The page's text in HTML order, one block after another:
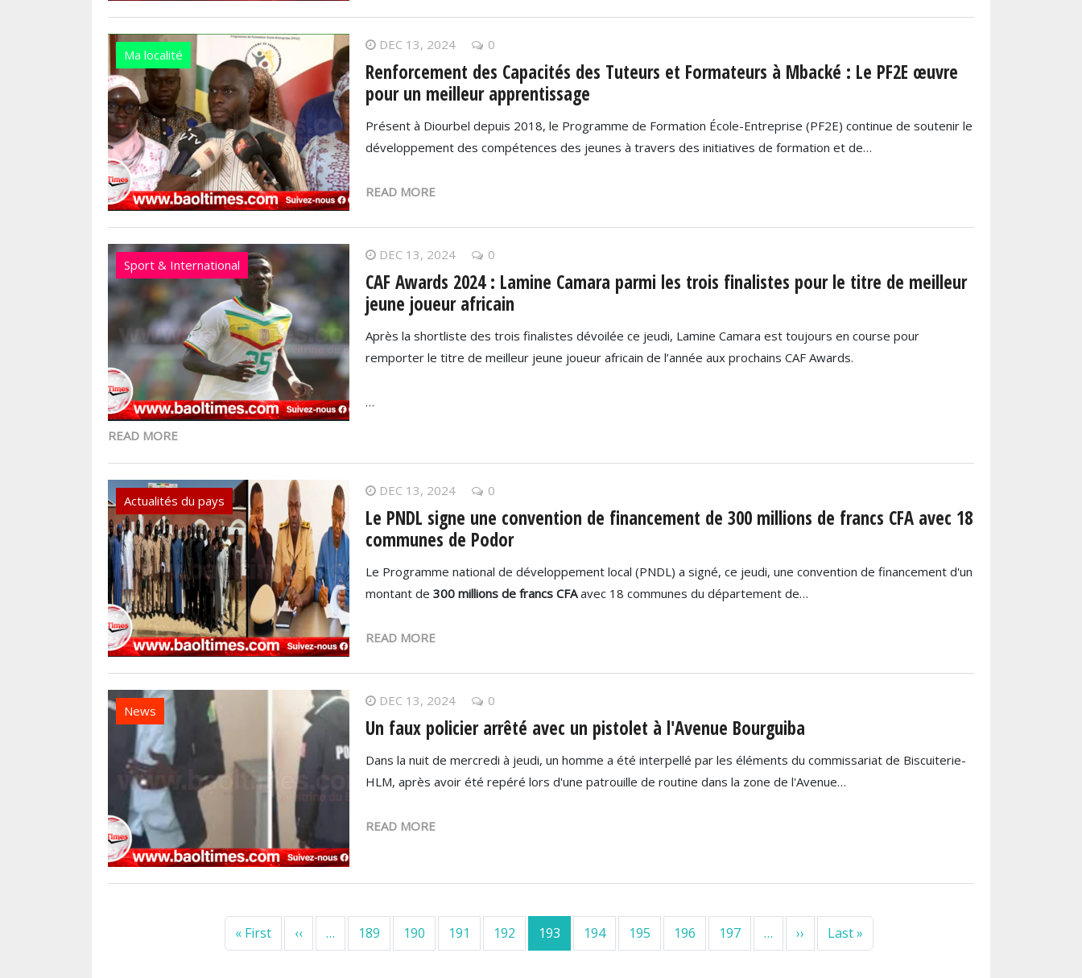
Ma localité
DEC 13, 2024 0
Renforcement des Capacités des Tuteurs et Formateurs à Mbacké : Le PF2E œuvre
pour un meilleur apprentissage
Présent à Diourbel depuis 2018, le Programme de Formation École-Entreprise (PF2E) continue de soutenir le
développement des compétences des jeunes à travers des initiatives de formation et de…
READ MORE
Sport & International
DEC 13, 2024 0
CAF Awards 2024 : Lamine Camara parmi les trois finalistes pour le titre de meilleur
jeune joueur africain
Après la shortliste des trois finalistes dévoilée ce jeudi, Lamine Camara est toujours en course pour
remporter le titre de meilleur jeune joueur africain de l’année aux prochains CAF Awards.
…
READ MORE
Actualités du pays
DEC 13, 2024 0
Le PNDL signe une convention de financement de 300 millions de francs CFA avec 18
communes de Podor
Le Programme national de développement local (PNDL) a signé, ce jeudi, une convention de financement d'un
montant de 300 millions de francs CFAavec 18 communes du département de…
READ MORE
News
DEC 13, 2024 0
Un faux policier arrêté avec un pistolet à l'Avenue Bourguiba
Dans la nuit de mercredi à jeudi, un homme a été interpellé par les éléments du commissariat de Biscuiterie-
HLM, après avoir été repéré lors d'une patrouille de routine dans la zone de l'Avenue…
READ MORE
« FirstFirst page
‹‹Previous page
… 189 190 191 192 193 194 195 196 197 … ›› Next page
Last »